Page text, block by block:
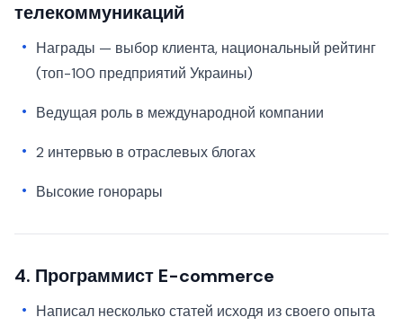
телекоммуникаций
Награды — выбор клиента, национальный рейтинг
(топ-100 предприятий Украины)
Ведущая роль в международной компании
2 интервью в отраслевых блогах
Высокие гонорары
4. Программист E-commerce
Написал несколько статей исходя из своего опыта